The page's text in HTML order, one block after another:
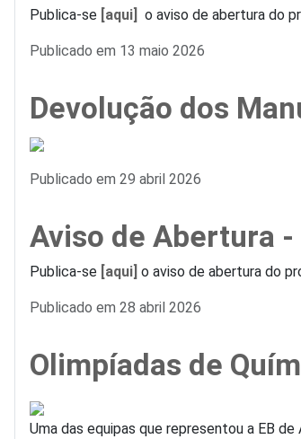
Publica-se [aqui] o aviso de abertura do
Detalhes
Publicado em 13 maio 2026
Devolução dos
Detalhes
Publicado em 29 abril 2026
Aviso de Abertura -
Publica-se [aqui] o aviso de abertura do
Detalhes
Publicado em 28 abril 2026
Olimpíadas de
Uma das equipas que representou a EB